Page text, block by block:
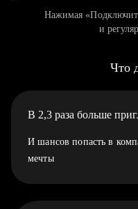
Нажимая
и
Что
В 2,3 раза больше
И шансов попасть в
мечты